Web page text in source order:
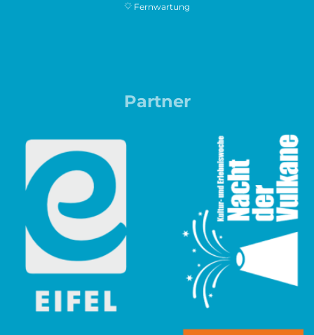
Fernwartung
Partner